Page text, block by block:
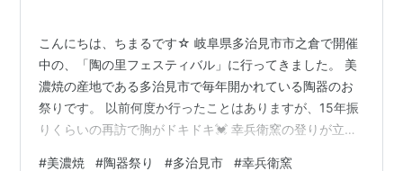
こんにちは、ちまるです☆ 岐阜県多治見市市之倉で開催
中の、「陶の里フェスティバル」に行ってきました。 美
濃焼の産地である多治見市で毎年開かれている陶器のお
祭りです。 以前何度か行ったことはありますが、15年振
りくらいの再訪で胸がドキドキ💓 幸兵衛窯の登りが立っ
#美濃焼 #陶器祭り #多治見市 #幸兵衛窯